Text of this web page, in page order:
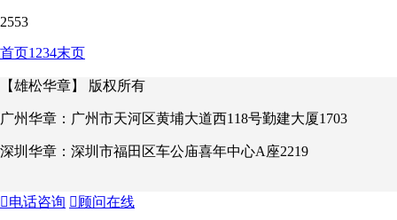
2553
首页1 234末页
【雄松华章】 版权所有
广州华章：广州市天河区黄埔大道西118号勤建大厦1703
深圳华章：深圳市福田区车公庙喜年中心A座2219
电话咨询  顾问在线